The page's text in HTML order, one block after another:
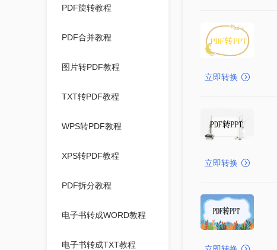
PDF旋转教程
PDF合并教程
图片转PDF教程
TXT转PDF教程
WPS转PDF教程
XPS转PDF教程
PDF拆分教程
电子书转成WORD教程
电子书转成TXT教程
立即转换
立即转换